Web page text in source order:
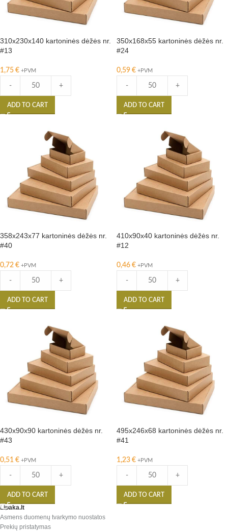
310x230x140 kartoninės dėžės nr.
#13
1,75 € +PVM
- +
ADD TO CART
350x168x55 kartoninės dėžės nr.
#24
0,59 € +PVM
- +
ADD TO CART
358x243x77 kartoninės dėžės nr.
#40
0,72 € +PVM
- +
ADD TO CART
410x90x40 kartoninės dėžės nr.
#12
0,46 € +PVM
- +
ADD TO CART
430x90x90 kartoninės dėžės nr.
#43
0,51 € +PVM
- +
ADD TO CART
495x246x68 kartoninės dėžės nr.
#41
1,23 € +PVM
- +
ADD TO CART
Lipaka.lt
Asmens duomenų tvarkymo nuostatos
Prekių pristatymas